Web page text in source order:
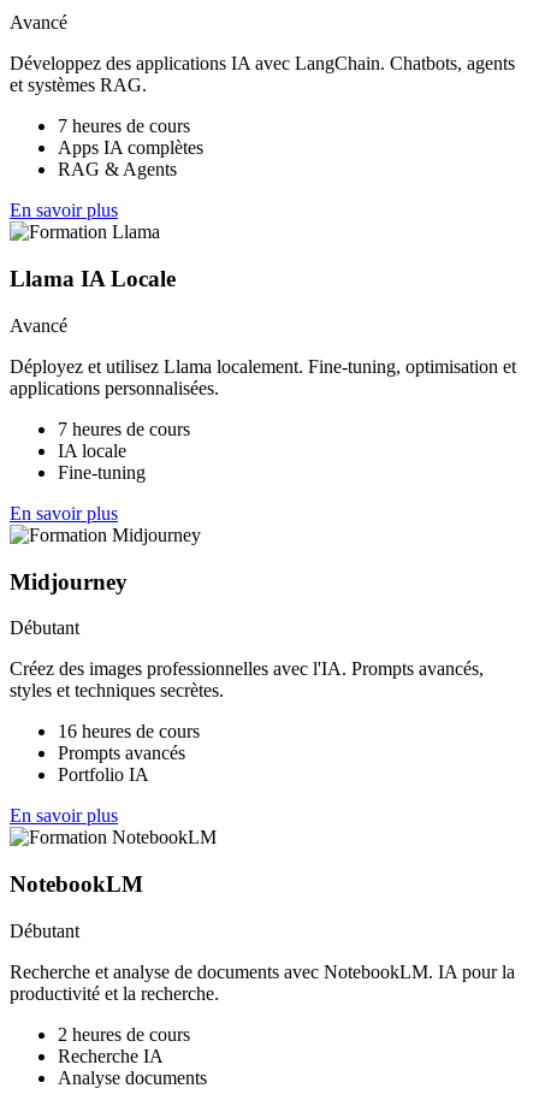
Avancé
Développez des applications IA avec LangChain. Chatbots, agents
et systèmes RAG.
7 heures de cours
Apps IA complètes
RAG & Agents
En savoir plus
Llama IA Locale
Avancé
Déployez et utilisez Llama localement. Fine-tuning, optimisation et
applications personnalisées.
7 heures de cours
IA locale
Fine-tuning
En savoir plus
Midjourney
Débutant
Créez des images professionnelles avec l'IA. Prompts avancés,
styles et techniques secrètes.
16 heures de cours
Prompts avancés
Portfolio IA
En savoir plus
NotebookLM
Débutant
Recherche et analyse de documents avec NotebookLM. IA pour la
productivité et la recherche.
2 heures de cours
Recherche IA
Analyse documents